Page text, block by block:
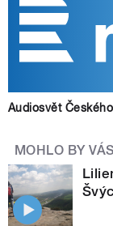
Audiosvět
MOHLO BY